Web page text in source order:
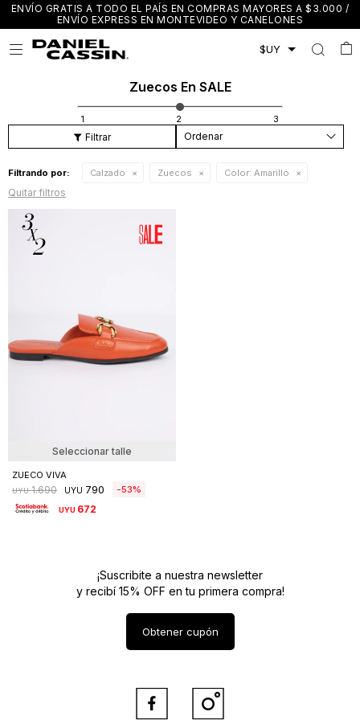
ENVÍO GRATIS A TODO EL PAÍS EN COMPRAS MAYORES A $3.000 /
ENVÍO EXPRESS EN MONTEVIDEO Y CANELONES

Zuecos En SALE
Recomendados
Filtrando por: Calzado Zuecos Color: Amarillo
Quitar filtros
Seleccionar talle
ZUECO VIVA
UYU 1.690 UYU 790 53
UYU 672
¡Suscribite a nuestra newsletter
y recibí 15% OFF en tu primera compra!
Obtener cupón
 